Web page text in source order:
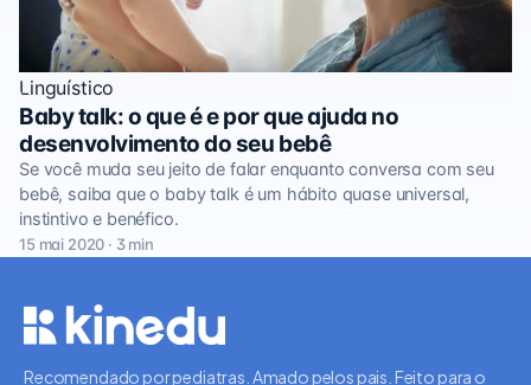
Linguístico
Baby talk: o que é e por que ajuda no
desenvolvimento do seu bebê
Se você muda seu jeito de falar enquanto conversa com seu
bebê, saiba que o baby talk é um hábito quase universal,
instintivo e benéfico.
15 mai 2020 · 3 min
Recomendado por pediatras. Amado pelos pais. Feito para o